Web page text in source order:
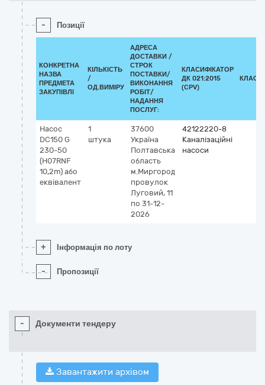
- Позиції
КОНКРЕТНА
НАЗВА
ПРЕДМЕТА
ЗАКУПІВЛІ
КІЛЬКІСТЬ
/
ОД.ВИМІРУ
АДРЕСА
ДОСТАВКИ /
СТРОК
ПОСТАВКИ/
ВИКОНАННЯ
РОБІТ/
НАДАННЯ
ПОСЛУГ:
КЛАСИФІКАТОР
ДК 021:2015
(CPV)
Насос
DC150 G
230-50
(H07RNF
10,2m) або
еквівалент
1
штука
37600
Україна
Полтавська
область
м.Миргород
провулок
Луговий, 11
по 31-12-
2026
42122220-8
Каналізаційні
насоси
+ Інформація по лоту
- Пропозиції
- Документи тендеру
Завантажити архівом